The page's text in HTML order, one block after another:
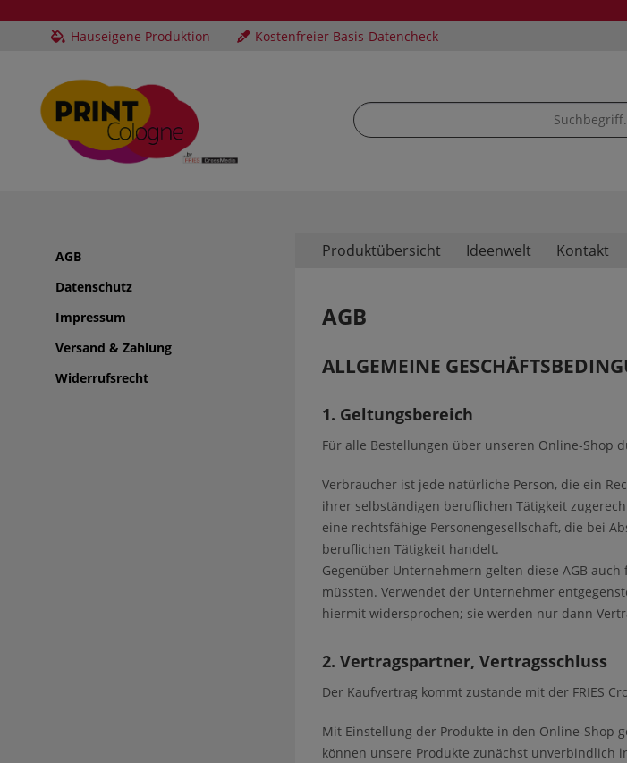
Hauseigene Produktion Kostenfreier Basis-Datencheck
AGB
Datenschutz
Impressum
Versand & Zahlung
Widerrufsrecht
Produktübersicht Ideenwelt Kontakt
AGB
ALLGEMEINE
1. Geltungsbereich
Für alle Bestellungen über unseren Online-Shop
Verbraucher ist jede natürliche Person, die ein
ihrer selbständigen beruflichen Tätigkeit
eine rechtsfähige Personengesellschaft, die bei
beruflichen Tätigkeit handelt.
Gegenüber Unternehmern gelten diese AGB
müssten. Verwendet der Unternehmer
hiermit widersprochen; sie werden nur dann
2. Vertragspartner, Vertragsschluss
Der Kaufvertrag kommt zustande mit der FRIES
Mit Einstellung der Produkte in den Online-Shop
können unsere Produkte zunächst unverbindlich